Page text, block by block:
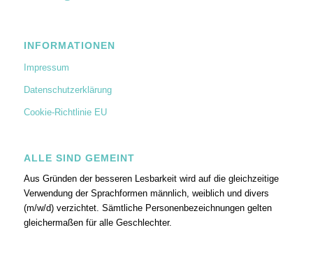
INFORMATIONEN
Impressum
Datenschutzerklärung
Cookie-Richtlinie EU
ALLE SIND GEMEINT
Aus Gründen der besseren Lesbarkeit wird auf die gleichzeitige
Verwendung der Sprachformen männlich, weiblich und divers
(m/w/d) verzichtet. Sämtliche Personenbezeichnungen gelten
gleichermaßen für alle Geschlechter.